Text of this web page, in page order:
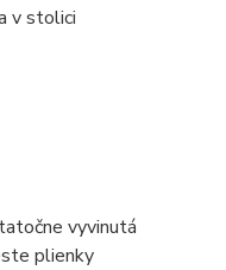
v stolici
vyvinutá
plienky